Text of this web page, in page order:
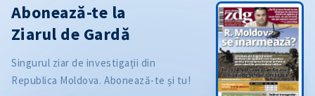
Abonează-te la
Ziarul de Gardă
Singurul ziar de investigații din
Republica Moldova. Abonează-te și tu!